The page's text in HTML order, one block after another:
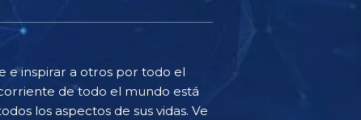
e inspirar a otros por todo el
de todo el mundo está
los aspectos de sus vidas. Ve